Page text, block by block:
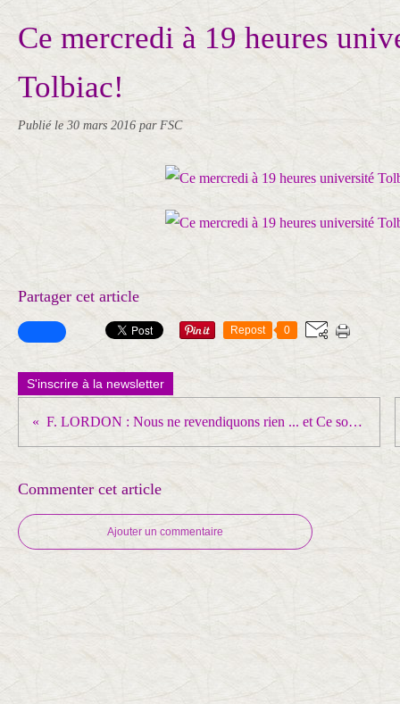
Ce mercredi à 19 heures
Tolbiac!
Publié le 30 mars 2016 par FSC
Partager cet article
Repost 0
S'inscrire à la newsletter
F. LORDON : Nous ne revendiquons rien ... et Ce soir (31 mars) je ne rentre pas chez moi!
Commenter cet article
Ajouter un commentaire